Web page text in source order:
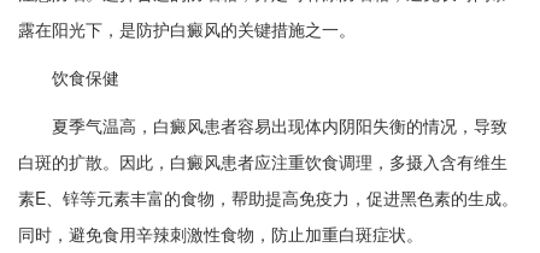
露在阳光下，是防护白癜风的关键措施之一。
饮食保健
夏季气温高，白癜风患者容易出现体内阴阳失衡的情况，导致
白斑的扩散。因此，白癜风患者应注重饮食调理，多摄入含有维生
素E、锌等元素丰富的食物，帮助提高免疫力，促进黑色素的生成。
同时，避免食用辛辣刺激性食物，防止加重白斑症状。